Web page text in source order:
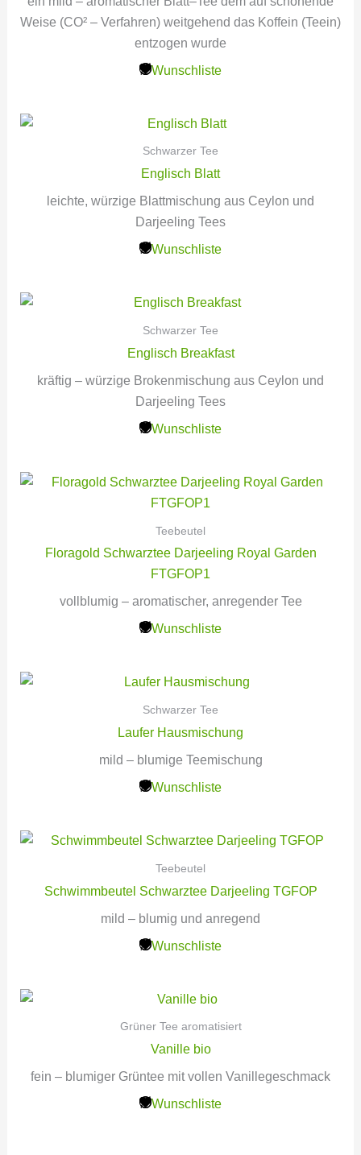
Weise (CO² – Verfahren) weitgehend das Koffein (Teein)
entzogen wurde
Wunschliste
Schwarzer Tee
Englisch Blatt
leichte, würzige Blattmischung aus Ceylon und
Darjeeling Tees
Wunschliste
Schwarzer Tee
Englisch Breakfast
kräftig – würzige Brokenmischung aus Ceylon und
Darjeeling Tees
Wunschliste
Teebeutel
Floragold Schwarztee Darjeeling Royal Garden
FTGFOP1
vollblumig – aromatischer, anregender Tee
Wunschliste
Schwarzer Tee
Laufer Hausmischung
mild – blumige Teemischung
Wunschliste
Teebeutel
Schwimmbeutel Schwarztee Darjeeling TGFOP
mild – blumig und anregend
Wunschliste
Grüner Tee aromatisiert
Vanille bio
fein – blumiger Grüntee mit vollen Vanillegeschmack
Wunschliste